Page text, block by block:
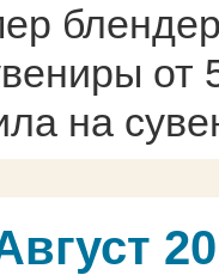
от
на